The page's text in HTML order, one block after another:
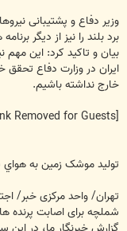
وزیر دفاع و پشتیبانی
برد بلند را نیز از دیگر
بیان و تاکید کرد: این مهم
ایران در وزارت دفاع
خارج نداشته باشیم.
[External Link Removed for Guests]
توليد موشک زمين به هواي شلمچه با 40
شملچه برای اصابت پرنده